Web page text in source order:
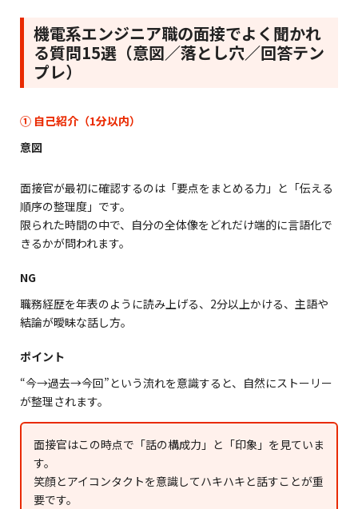
機電系エンジニア職の面接でよく聞かれ
る質問15選（意図／落とし穴／回答テン
プレ）
① 自己紹介（1分以内）
意図
面接官が最初に確認するのは「要点をまとめる力」と「伝える
順序の整理度」です。
限られた時間の中で、自分の全体像をどれだけ端的に言語化で
きるかが問われます。
NG
職務経歴を年表のように読み上げる、2分以上かける、主語や
結論が曖昧な話し方。
ポイント
“今→過去→今回”という流れを意識すると、自然にストーリー
が整理されます。
面接官はこの時点で「話の構成力」と「印象」を見ていま
す。
笑顔とアイコンタクトを意識してハキハキと話すことが重
要です。